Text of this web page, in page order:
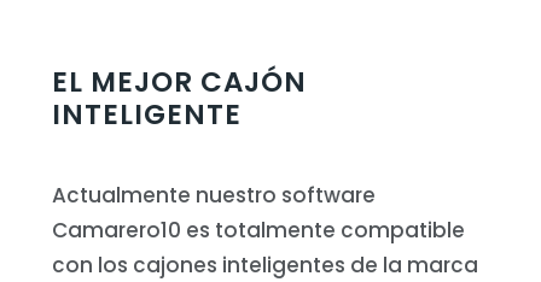
EL MEJOR CAJÓN
INTELIGENTE
Actualmente nuestro software
Camarero10 es totalmente compatible
con los cajones inteligentes de la marca